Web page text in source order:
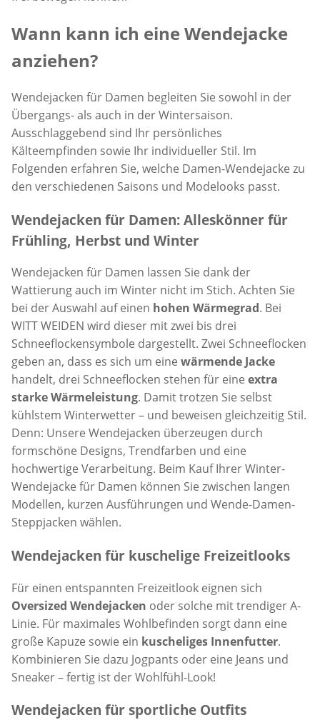
Wann kann ich eine Wendejacke
anziehen?
Wendejacken für Damen begleiten Sie sowohl in der
Übergangs- als auch in der Wintersaison.
Ausschlaggebend sind Ihr persönliches
Kälteempfinden sowie Ihr individueller Stil. Im
Folgenden erfahren Sie, welche Damen-Wendejacke zu
den verschiedenen Saisons und Modelooks passt.
Wendejacken für Damen: Alleskönner für
Frühling, Herbst und Winter
Wendejacken für Damen lassen Sie dank der
Wattierung auch im Winter nicht im Stich. Achten Sie
bei der Auswahl auf einen hohen Wärmegrad. Bei
WITT WEIDEN wird dieser mit zwei bis drei
Schneeflockensymbole dargestellt. Zwei Schneeflocken
geben an, dass es sich um eine wärmende Jacke
handelt, drei Schneeflocken stehen für eine extra
starke Wärmeleistung. Damit trotzen Sie selbst
kühlstem Winterwetter – und beweisen gleichzeitig Stil.
Denn: Unsere Wendejacken überzeugen durch
formschöne Designs, Trendfarben und eine
hochwertige Verarbeitung. Beim Kauf Ihrer Winter-
Wendejacke für Damen können Sie zwischen langen
Modellen, kurzen Ausführungen und Wende-Damen-
Steppjacken wählen.
Wendejacken für kuschelige Freizeitlooks
Für einen entspannten Freizeitlook eignen sich
Oversized Wendejacken oder solche mit trendiger A-
Linie. Für maximales Wohlbefinden sorgt dann eine
große Kapuze sowie ein kuscheliges Innenfutter.
Kombinieren Sie dazu Jogpants oder eine Jeans und
Sneaker – fertig ist der Wohlfühl-Look!
Wendejacken für sportliche Outfits